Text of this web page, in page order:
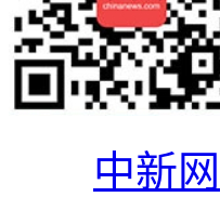
中新网